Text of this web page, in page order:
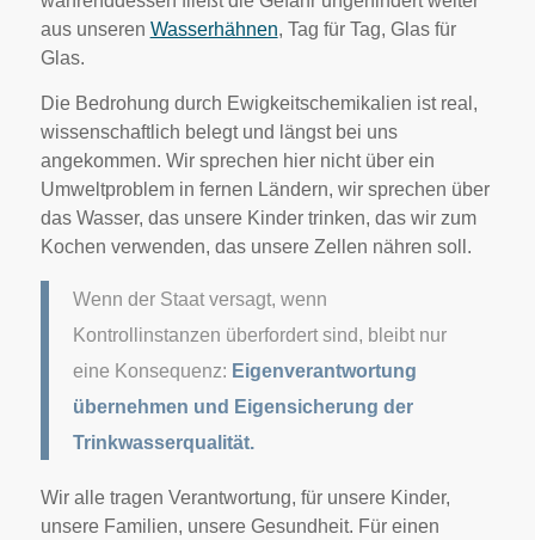
aus unseren Wasserhähnen, Tag für Tag, Glas für
Glas.
Die Bedrohung durch Ewigkeitschemikalien ist real,
wissenschaftlich belegt und längst bei uns
angekommen. Wir sprechen hier nicht über ein
Umweltproblem in fernen Ländern, wir sprechen über
das Wasser, das unsere Kinder trinken, das wir zum
Kochen verwenden, das unsere Zellen nähren soll.
Wenn der Staat versagt, wenn
Kontrollinstanzen überfordert sind, bleibt nur
eine Konsequenz: Eigenverantwortung
übernehmen und Eigensicherung der
Trinkwasserqualität.
Wir alle tragen Verantwortung, für unsere Kinder,
unsere Familien, unsere Gesundheit. Für einen